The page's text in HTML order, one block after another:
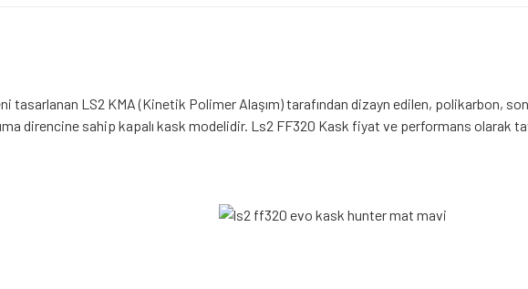
tasarlanan LS2 KMA (Kinetik Polimer Alaşım) tarafından dizayn edilen, polikarbon,
direncine sahip kapalı kask modelidir. Ls2 FF320 Kask fiyat ve performans olarak